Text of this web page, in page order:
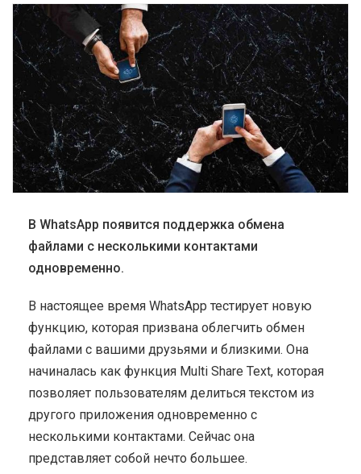
В WhatsApp появится поддержка обмена
файлами с несколькими контактами
одновременно.
В настоящее время WhatsApp тестирует новую
функцию, которая призвана облегчить обмен
файлами с вашими друзьями и близкими. Она
начиналась как функция Multi Share Text, которая
позволяет пользователям делиться текстом из
другого приложения одновременно с
несколькими контактами. Сейчас она
представляет собой нечто большее.